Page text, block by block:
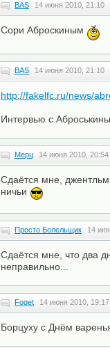
BAS 14 июня 2010, 21:10
Сори Аброскиным
BAS 14 июня 2010, 21:10
http://fakelfc.ru/news/
Интервью с
Мерц 14 июня 2010, 20:54
Сдаётся мне,
ничьи
Просто Болельщик 14
Сдаётся мне, что два
неправильно...
Foget 14 июня 2010, 19:17
Борцуху с Днём